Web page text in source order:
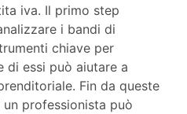
iva. Il primo step
i bandi di
chiave per
di essi può aiutare a
Fin da queste
professionista può